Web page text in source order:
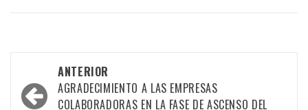
Navegación
por
ANTERIOR
AGRADECIMIENTO A LAS EMPRESAS
COLABORADORAS EN LA FASE DE ASCENSO DEL